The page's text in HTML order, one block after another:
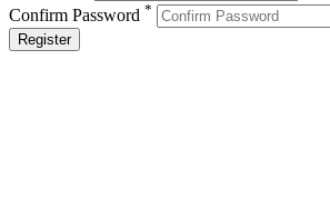
Confirm Password *
Register